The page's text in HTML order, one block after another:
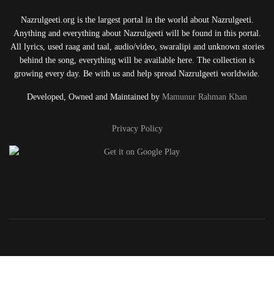
Nazrulgeeti.org is the largest portal in the world about Nazrulgeeti.
Anything and everything about Nazrulgeeti will be found in this portal.
All lyrics, used raag and taal, audio/video, swaralipi and unknown stories
behind the song, everything will be available here. The collection is
growing every day. Be with us and help spread Nazrulgeeti worldwide.
Developed, Owned and Maintained by Mamunur Rahman Khan
Privacy Policy